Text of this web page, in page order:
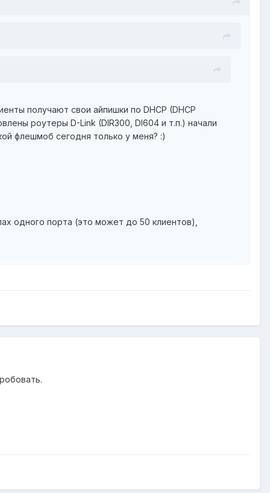
получают свои айпишки по DHCP (DHCP
роутеры D-Link (DIR300, DI604 и т.п.) начали
флешмоб сегодня только у меня? :)
одного порта (это может до 50 клиентов),